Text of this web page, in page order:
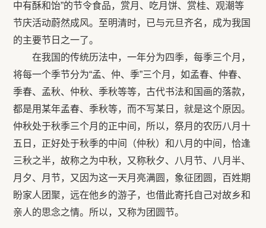
中有酥和饴”的节令食品，赏月、吃月饼、赏桂、观潮等
节庆活动蔚然成风。至明清时，已与元旦齐名，成为我国
的主要节日之一了。
在我国的传统历法中，一年分为四季，每季三个月，
将每一个季节分为“孟、仲、季”三个月，如孟春、仲春、
季春、孟秋、仲秋、季秋等等，古代书法和国画的落款，
都是用某年孟春、季秋等，而不写某日，就是这个原因。
仲秋处于秋季三个月的正中间，所以，祭月的农历八月十
五日，正好处于秋季的中间（仲秋）和八月的中间，恰逢
三秋之半，故称之为中秋，又称秋夕、八月节、八月半、
月夕、月节，又因为这一天月亮满圆，象征团圆，百姓期
盼家人团聚，远在他乡的游子，也借此寄托自己对故乡和
亲人的思念之情。所以，又称为团圆节。